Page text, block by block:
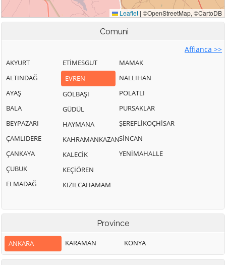
Comuni
Affianca >>
AKYURT
ALTINDAĞ
AYAŞ
BALA
BEYPAZARI
ÇAMLIDERE
ÇANKAYA
ÇUBUK
ELMADAĞ
ETİMESGUT
EVREN
GÖLBAŞI
GÜDÜL
HAYMANA
KAHRAMANKAZAN
KALECİK
KEÇİÖREN
KIZILCAHAMAM
MAMAK
NALLIHAN
POLATLI
PURSAKLAR
ŞEREFLİKOÇHİSAR
SİNCAN
YENİMAHALLE
Province
ANKARA KARAMAN KONYA